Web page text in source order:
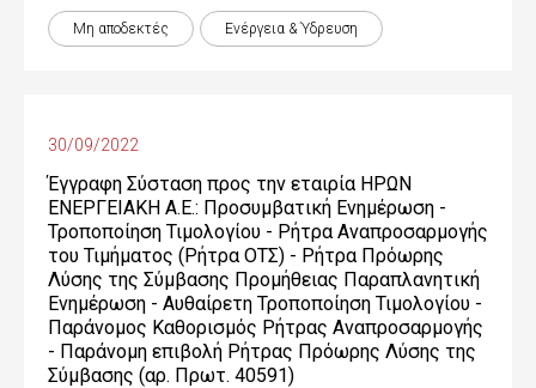
Μη αποδεκτές Ενέργεια & Ύδρευση
30/09/2022
Έγγραφη Σύσταση προς την εταιρία ΗΡΩΝ
ΕΝΕΡΓΕΙΑΚΗ Α.Ε.: Προσυμβατική Ενημέρωση -
Τροποποίηση Τιμολογίου - Ρήτρα Αναπροσαρμογής
του Τιμήματος (Ρήτρα ΟΤΣ) - Ρήτρα Πρόωρης
Λύσης της Σύμβασης Προμήθειας Παραπλανητική
Ενημέρωση - Αυθαίρετη Τροποποίηση Τιμολογίου -
Παράνομος Καθορισμός Ρήτρας Αναπροσαρμογής
- Παράνομη επιβολή Ρήτρας Πρόωρης Λύσης της
Σύμβασης (αρ. Πρωτ. 40591)